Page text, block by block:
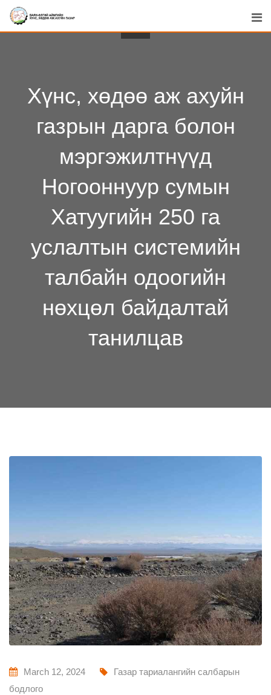
Skip
Хүнс, хөдөө аж ахуйн
газрын дарга болон
мэргэжилтнүүд
Ногооннуур сумын
Хатуугийн 250 га
услалтын системийн
талбайн одоогийн
нөхцөл байдалтай
танилцав
March 12, 2024
Газар тариалангийн салбарын
бодлого